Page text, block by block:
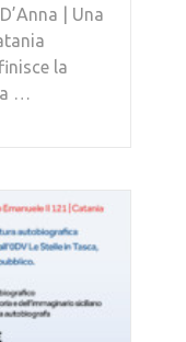
| Una
la
a …